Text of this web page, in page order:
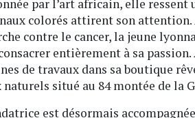
par l’art africain, elle ressent
colorés attirent son attention.
contre le cancer, la jeune
entièrement à sa
de travaux dans sa boutique
situé au 84 montée de la
est désormais